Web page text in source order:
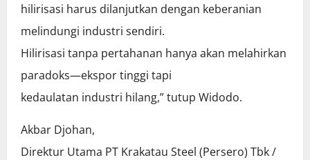
hilirisasi harus dilanjutkan dengan keberanian
melindungi industri sendiri.
Hilirisasi tanpa pertahanan hanya akan melahirkan
paradoks—ekspor tinggi tapi
kedaulatan industri hilang,” tutup Widodo.
Akbar Djohan,
Direktur Utama PT Krakatau Steel (Persero) Tbk /